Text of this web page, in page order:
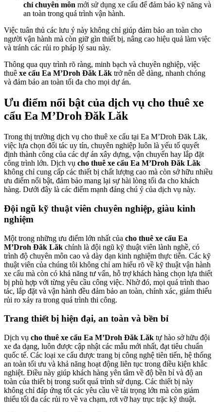
chỉ chuyên môn mới sử dụng xe cẩu để đảm bảo kỹ năng và
an toàn trong quá trình vận hành.
Việc tuân thủ các lưu ý này không chỉ giúp đảm bảo an toàn cho
người vận hành mà còn giữ gìn thiết bị, nâng cao hiệu quả làm việc
và tránh các rủi ro pháp lý sau này.
Thông qua quy trình rõ ràng, minh bạch và chuyên nghiệp, việc
thuê xe cẩu Ea M’Droh Đăk Lăk trở nên dễ dàng, nhanh chóng
và đảm bảo an toàn tối đa cho mọi dự án.
Ưu điểm nổi bật của dịch vụ cho thuê xe
cẩu Ea M’Droh Đăk Lăk
Trong thị trường dịch vụ cho thuê xe cẩu tại Ea M’Droh Đăk Lăk,
việc lựa chọn đối tác uy tín, chuyên nghiệp luôn là yếu tố quyết
định thành công của các dự án xây dựng, vận chuyển hay lắp đặt
công trình lớn. Dịch vụ cho thuê xe cẩu Ea M’Droh Đăk Lăk
không chỉ cung cấp các thiết bị chất lượng cao mà còn sở hữu nhiều
ưu điểm nổi bật, đảm bảo mang lại sự hài lòng tối đa cho khách
hàng. Dưới đây là các điểm mạnh đáng chú ý của dịch vụ này.
Đội ngũ kỹ thuật viên chuyên nghiệp, giàu kinh
nghiệm
Một trong những ưu điểm lớn nhất của cho thuê xe cẩu Ea
M’Droh Đăk Lăk chính là đội ngũ kỹ thuật viên lành nghề, có
trình độ chuyên môn cao và dày dạn kinh nghiệm thực tiễn. Các kỹ
thuật viên của chúng tôi không chỉ am hiểu rõ về kỹ thuật vận hành
xe cẩu mà còn có khả năng tư vấn, hỗ trợ khách hàng chọn lựa thiết
bị phù hợp với từng yêu cầu công việc. Nhờ đó, mọi quá trình thao
tác, lắp đặt và vận hành đều đảm bảo an toàn, chính xác, giảm thiểu
rủi ro xảy ra trong quá trình thi công.
Trang thiết bị hiện đại, an toàn và bền bỉ
Dịch vụ cho thuê xe cẩu Ea M’Droh Đăk Lăk tự hào sở hữu đội
xe đa dạng, luôn được cập nhật các mẫu mới nhất, đạt tiêu chuẩn
quốc tế. Các loại xe cẩu được trang bị công nghệ tiên tiến, hệ thống
an toàn tối ưu và khả năng hoạt động liên tục trong điều kiện khắc
nghiệt. Điều này giúp khách hàng yên tâm về độ bền bỉ và độ an
toàn của thiết bị trong suốt quá trình sử dụng. Các thiết bị này
không chỉ đáp ứng tốt các yêu cầu về tải trọng lớn mà còn giảm
thiểu tối đa các rủi ro về va chạm, rơi vỡ hay trục trặc kỹ thuật.